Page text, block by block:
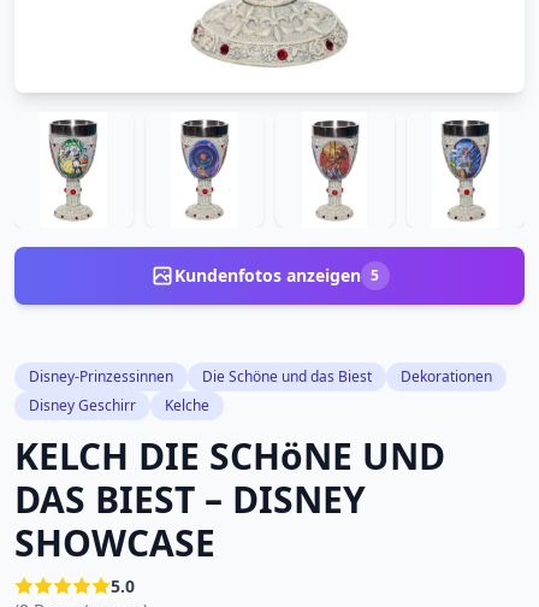
Kundenfotos anzeigen 5
Disney-Prinzessinnen Die Schöne und das Biest
Dekorationen
Disney Geschirr
Kelche
KELCH DIE SCHöNE UND
DAS BIEST – DISNEY
SHOWCASE
5.0